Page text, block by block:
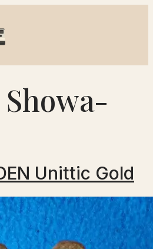
Showa-
Unittic Gold